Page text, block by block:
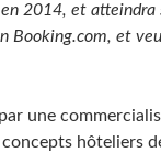
2014, et
Booking.com, et
une
hôteliers